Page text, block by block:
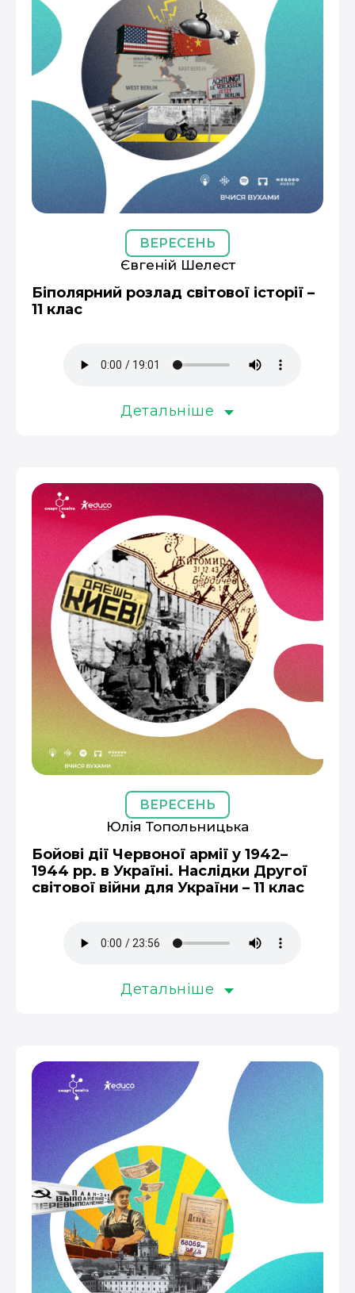
ВЕРЕСЕНЬ
Євгеній Шелест
Біполярний розлад світової історії –
11 клас
Детальніше
ВЕРЕСЕНЬ
Юлія Топольницька
Бойові дії Червоної армії у 1942–
1944 рр. в Україні. Наслідки Другої
світової війни для України – 11 клас
Детальніше